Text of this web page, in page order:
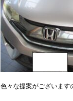
色々な提案がございます